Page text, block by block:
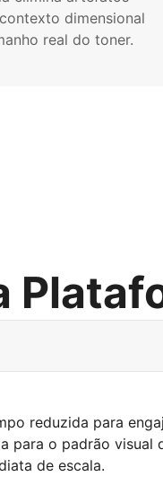
dimensional
real do toner.
reduzida para
para o padrão visual
de escala.